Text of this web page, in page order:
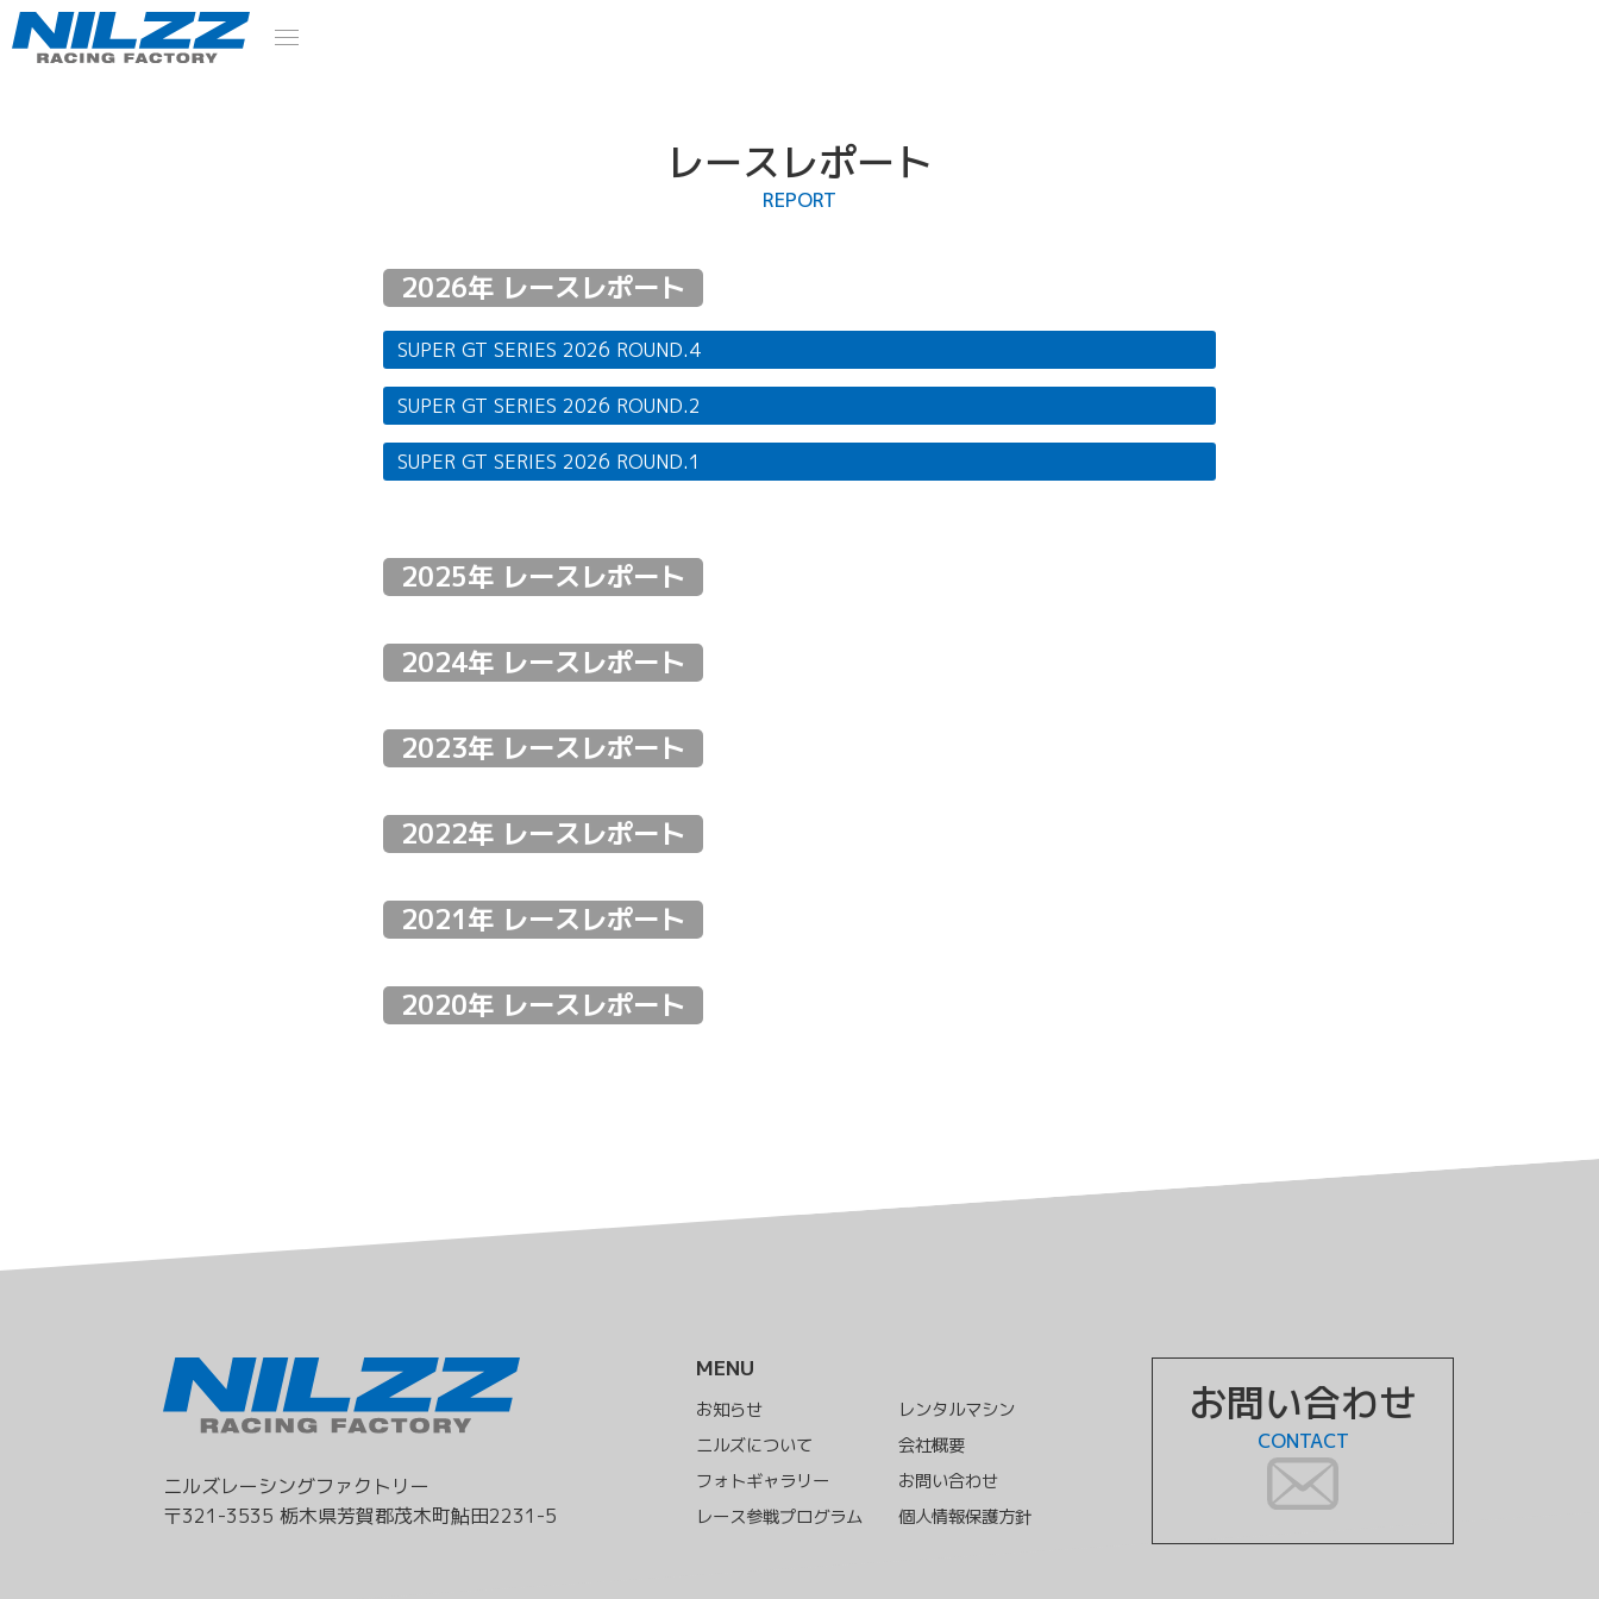
レースレポート
REPORT
2026年 レースレポート
SUPER GT SERIES 2026 ROUND.4
SUPER GT SERIES 2026 ROUND.2
SUPER GT SERIES 2026 ROUND.1
2025年 レースレポート
SUPER GT SERIES 2025 ROUND.4
SUPER GT SERIES 2025 ROUND.2
SUPER GT SERIES 2025 ROUND.1
2024年 レースレポート
SUPER GT SERIES 2024 ROUND.8
SUPER GT SERIES 2024 ROUND.7
SUPER GT SERIES 2024 ROUND.6
SUPER GT SERIES 2024 ROUND.3
SUPER GT SERIES 2024 ROUND.2
SUPER GT SERIES 2024 ROUND.1
2023年 レースレポート
SUPER GT SERIES 2023 ROUND.6
SUPER GT SERIES 2023 ROUND.5
SUPER GT SERIES 2023 ROUND.4
SUPER GT SERIES 2023 ROUND.2
2023 FORMULA REGIONAL JAPANESE CHAMPIONSHIP ROUND.1
2022年 レースレポート
SUPER GT SERIES 2022 ROUND.6 Sugo
SUPER GT SERIES 2022 ROUND.5 Suzuka
SUPER GT SERIES 2022 ROUND.4 Fuji
SUPER GT SERIES 2022 ROUND.2 Fuji
SUPER GT SERIES 2022 ROUND.1 Okayama
2021年 レースレポート
SUPER GT SERIES 2021 ROUND.7 Motegi
SUPER GT SERIES 2021 ROUND.6 Auto Polis
SUPER GT SERIES 2021 ROUND.5 Sugo
SUPER GT SERIES 2021 ROUND.3 Suzuka
SUPER GT SERIES 2021 ROUND.2 Fuji
2021 TCR JAPAN Round.1 Fuji
2020年 レースレポート
SUPER GT SERIES 2020 ROUND.6 Suzuka
SUPER GT SERIES 2020 ROUND.4 Motegi
スーパー耐久2020シリーズ開幕戦レポート
SUPER GT SERIES 2020 ROUND.2 Fuji
SUPER GT SERIES 2020 ROUND.1 Fuji
SUPER GT SERIES 2020 OFFICIAL TEST REPORT
ニルズレーシングファクトリー
〒321-3535 栃木県芳賀郡茂木町鮎田2231-5
MENU
お知らせ
ニルズについて
フォトギャラリー
レース参戦プログラム
レンタルマシン
会社概要
お問い合わせ
個人情報保護方針
お問い合わせ
CONTACT